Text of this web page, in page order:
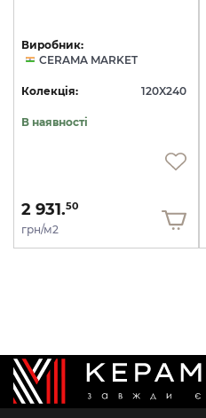
Виробник:
CERAMA MARKET
Колекція: 120X240
В наявності
2 931.50
грн/м2